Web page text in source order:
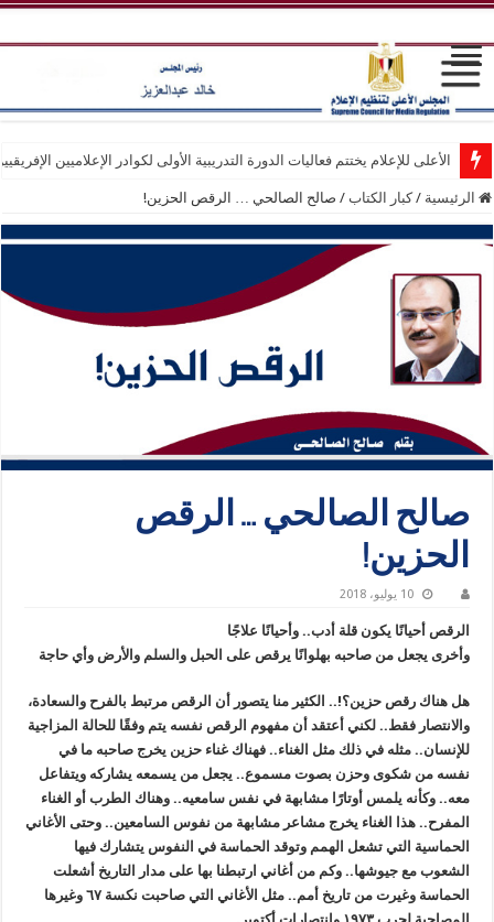
الأعلى للإعلام يختتم فعاليات الدورة التدريبية الأولى لكوادر الإعلاميين
الرئيسية / كبار الكتاب / صالح الصالحي … الرقص الحزين!
صالح الصالحي … الرقص
الحزين!
10 يوليو، 2018
الرقص أحيانًا يكون قلة أدب.. وأحيانًا علاجًا
وأخرى يجعل من صاحبه بهلوانًا يرقص على الحبل والسلم والأرض وأي حاجة
هل هناك رقص حزين؟!.. الكثير منا يتصور أن الرقص مرتبط بالفرح والسعادة،
والانتصار فقط.. لكني أعتقد أن مفهوم الرقص نفسه يتم وفقًا للحالة المزاجية
للإنسان.. مثله في ذلك مثل الغناء.. فهناك غناء حزين يخرج صاحبه ما في
نفسه من شكوى وحزن بصوت مسموع.. يجعل من يسمعه يشاركه ويتفاعل
معه.. وكأنه يلمس أوتارًا مشابهة في نفس سامعيه.. وهناك الطرب أو الغناء
المفرح.. هذا الغناء يخرج مشاعر مشابهة من نفوس السامعين.. وحتى الأغاني
الحماسية التي تشعل الهمم وتوقد الحماسة في النفوس يتشارك فيها
الشعوب مع جيوشها.. وكم من أغاني ارتبطنا بها على مدار التاريخ أشعلت
الحماسة وغيرت من تاريخ أمم.. مثل الأغاني التي صاحبت نكسة ٦٧ وغيرها